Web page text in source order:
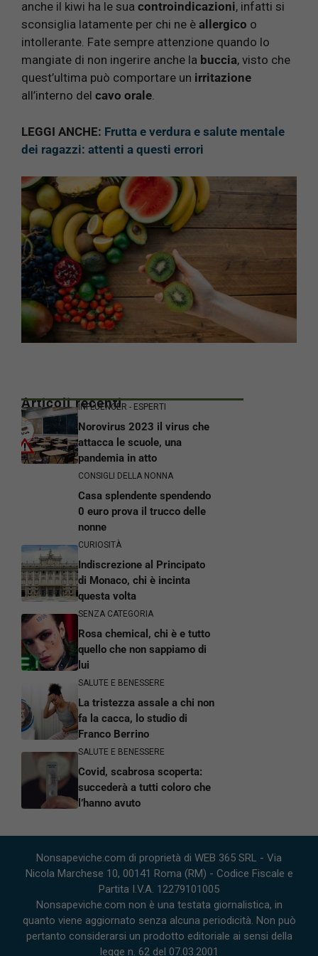
anche il kiwi ha le sua controindicazioni, infatti si
sconsiglia latamente per chi ne è allergico o
intollerante. Fate sempre attenzione quando lo
mangiate di non ingerire anche la buccia, visto che
quest’ultima può comportare un irritazione
all’interno del cavo orale.
LEGGI ANCHE: Frutta e verdura e salute mentale
dei ragazzi: attenti a questi errori
Articoli recentiINFLUENCER - ESPERTI
Norovirus 2023 il virus che
attacca le scuole, una
pandemia in atto
CONSIGLI DELLA NONNA
Casa splendente spendendo
0 euro prova il trucco delle
nonne
CURIOSITÀ
Indiscrezione al Principato
di Monaco, chi è incinta
questa volta
SENZA CATEGORIA
Rosa chemical, chi è e tutto
quello che non sappiamo di
lui
SALUTE E BENESSERE
La tristezza assale a chi non
fa la cacca, lo studio di
Franco Berrino
SALUTE E BENESSERE
Covid, scabrosa scoperta:
succederà a tutti coloro che
l’hanno avuto
Nonsapeviche.com di proprietà di WEB 365 SRL - Via
Nicola Marchese 10, 00141 Roma (RM) - Codice Fiscale e
Partita I.V.A. 12279101005
Nonsapeviche.com non è una testata giornalistica, in
quanto viene aggiornato senza alcuna periodicità. Non può
pertanto considerarsi un prodotto editoriale ai sensi della
legge n. 62 del 07.03.2001